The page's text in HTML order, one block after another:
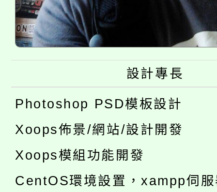
設計專長
Photoshop PSD模板設計
Xoops佈景/網站/設計開發
Xoops模組功能開發
CentOS環境設置，xampp伺